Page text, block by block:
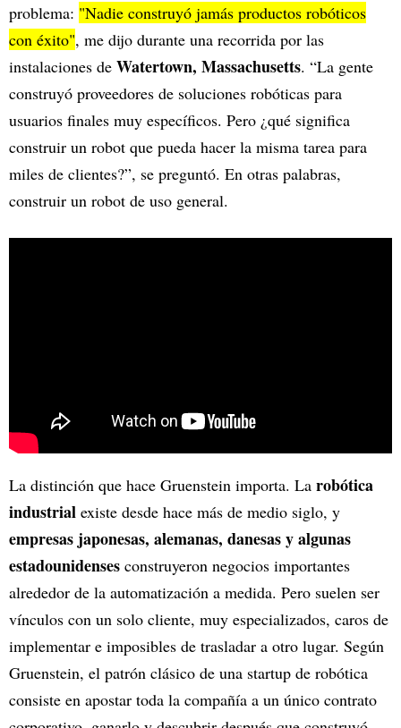
problema: "Nadie construyó jamás productos robóticos
con éxito", me dijo durante una recorrida por las
instalaciones de Watertown, Massachusetts. “La gente
construyó proveedores de soluciones robóticas para
usuarios finales muy específicos. Pero ¿qué significa
construir un robot que pueda hacer la misma tarea para
miles de clientes?”, se preguntó. En otras palabras,
construir un robot de uso general.
La distinción que hace Gruenstein importa. La robótica
industrial existe desde hace más de medio siglo, y
empresas japonesas, alemanas, danesas y algunas
estadounidenses construyeron negocios importantes
alrededor de la automatización a medida. Pero suelen ser
vínculos con un solo cliente, muy especializados, caros de
implementar e imposibles de trasladar a otro lugar. Según
Gruenstein, el patrón clásico de una startup de robótica
consiste en apostar toda la compañía a un único contrato